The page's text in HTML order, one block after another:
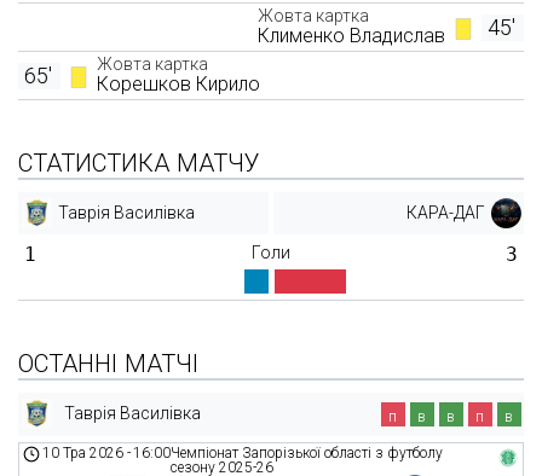
45'
Жовта картка
Клименко Владислав
Жовта картка
Корешков Кирило
65'
СТАТИСТИКА МАТЧУ
Таврія Василівка КАРА-ДАГ
1 Голи 3
ОСТАННІ МАТЧІ
Таврія Василівка п в в п в
Чемпіонат Запорізької області з футболу
сезону 2025-26
10 Тра 2026 -16:00